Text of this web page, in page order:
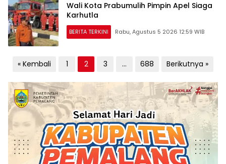
Wali Kota Prabumulih Pimpin Apel Siaga
Karhutla
BERITA TERKINI Rabu, Agustus 5 2026 12:59 WIB
Paginasi
pos
« Kembali 1 2 3 … 688 Berikutnya »